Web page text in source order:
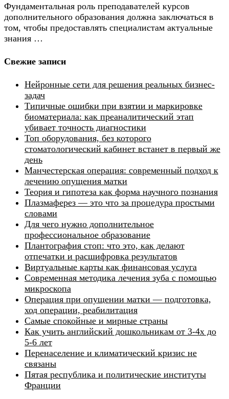
Фундаментальная роль преподавателей курсов
дополнительного образования должна заключаться в
том, чтобы предоставлять специалистам актуальные
знания …
Свежие записи
Нейронные сети для решения реальных бизнес-
задач
Типичные ошибки при взятии и маркировке
биоматериала: как преаналитический этап
убивает точность диагностики
Топ оборудования, без которого
стоматологический кабинет встанет в первый же
день
Манчестерская операция: современный подход к
лечению опущения матки
Теория и гипотеза как форма научного познания
Плазмаферез — это что за процедура простыми
словами
Для чего нужно дополнительное
профессиональное образование
Плантография стоп: что это, как делают
отпечатки и расшифровка результатов
Виртуальные карты как финансовая услуга
Современная методика лечения зуба с помощью
микроскопа
Операция при опущении матки — подготовка,
ход операции, реабилитация
Самые спокойные и мирные страны
Как учить английский дошкольникам от 3-4х до
5-6 лет
Перенаселение и климатический кризис не
связаны
Пятая республика и политические институты
Франции